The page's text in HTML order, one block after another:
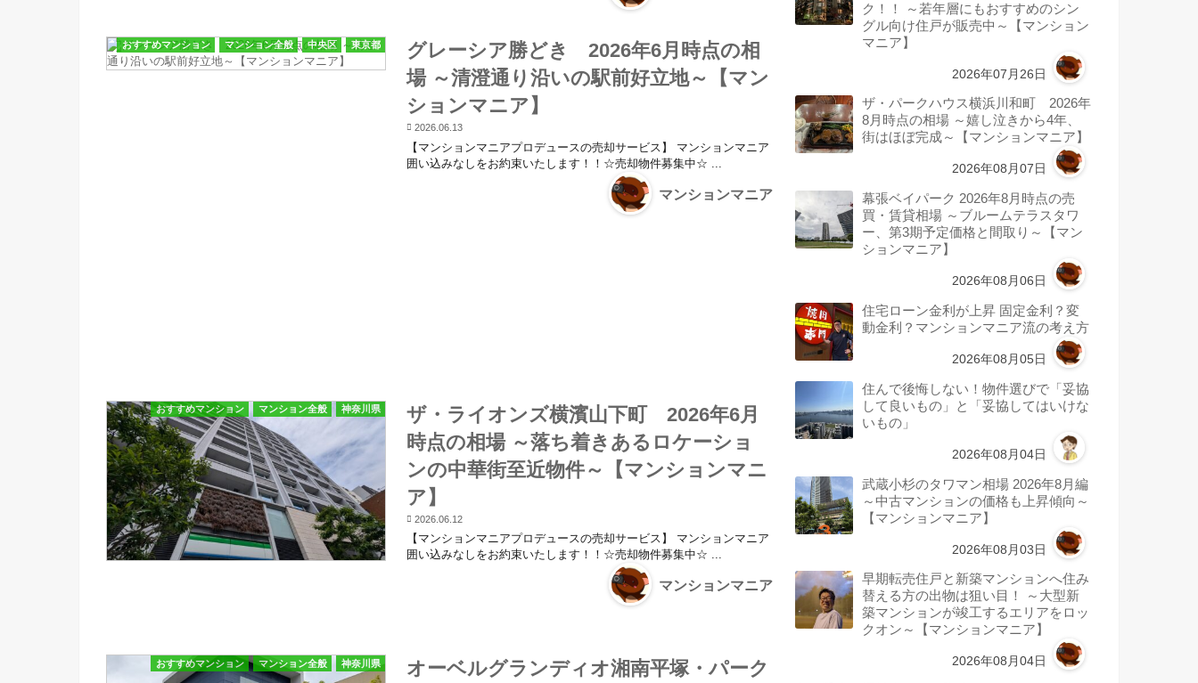
おすすめマンション マンション全般 中央区 東京都
グレーシア勝どき 2026年6月時点の相
場 ～清澄通り沿いの駅前好立地～【マン
ションマニア】
2026.06.13
【マンションマニアプロデュースの売却サービス】 マンションマニア
囲い込みなしをお約束いたします！！☆売却物件募集中☆ ...
マンションマニア
おすすめマンション マンション全般 神奈川県
ザ・ライオンズ横濱山下町 2026年6月
時点の相場 ～落ち着きあるロケーショ
ンの中華街至近物件～【マンションマニ
ア】
2026.06.12
【マンションマニアプロデュースの売却サービス】 マンションマニア
囲い込みなしをお約束いたします！！☆売却物件募集中☆ ...
マンションマニア
おすすめマンション マンション全般 神奈川県
オーベルグランディオ湘南平塚・パーク
ク！！ ～若年層にもおすすめのシン
グル向け住戸が販売中～【マンション
マニア】
2026年07月26日
ザ・パークハウス横浜川和町 2026年
8月時点の相場 ～嬉し泣きから4年、
街はほぼ完成～【マンションマニア】
2026年08月07日
幕張ベイパーク 2026年8月時点の売
買・賃貸相場 ～ブルームテラスタワ
ー、第3期予定価格と間取り～【マン
ションマニア】
2026年08月06日
住宅ローン金利が上昇 固定金利？変
動金利？マンションマニア流の考え方
2026年08月05日
住んで後悔しない！物件選びで「妥協
して良いもの」と「妥協してはいけな
いもの」
2026年08月04日
武蔵小杉のタワマン相場 2026年8月編
～中古マンションの価格も上昇傾向～
【マンションマニア】
2026年08月03日
早期転売住戸と新築マンションへ住み
替える方の出物は狙い目！ ～大型新
築マンションが竣工するエリアをロッ
クオン～【マンションマニア】
2026年08月04日